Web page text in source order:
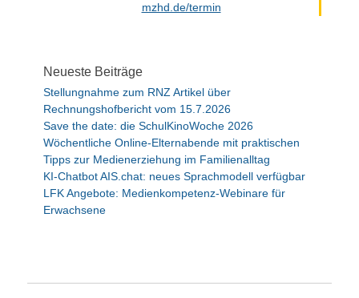
mzhd.de/termin
Neueste Beiträge
Stellungnahme zum RNZ Artikel über
Rechnungshofbericht vom 15.7.2026
Save the date: die SchulKinoWoche 2026
Wöchentliche Online-Elternabende mit praktischen
Tipps zur Medienerziehung im Familienalltag
KI-Chatbot AIS.chat: neues Sprachmodell verfügbar
LFK Angebote: Medienkompetenz-Webinare für
Erwachsene